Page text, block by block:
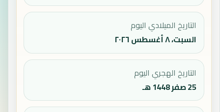
التاريخ الميلادي اليوم
السبت، ٨ أغسطس ٢٠٢٦
التاريخ الهجري اليوم
25 صفر 1448 هـ